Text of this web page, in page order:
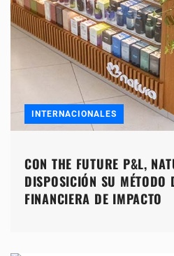
INTERNACIONALES
CON THE FUTURE P&L,
DISPOSICIÓN SU MÉTODO
FINANCIERA DE IMPACTO